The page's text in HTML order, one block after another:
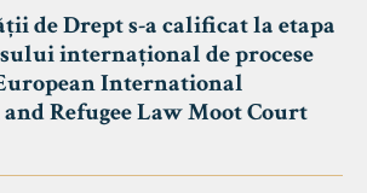
de Drept s-a calificat la etapa
internațional de procese
International
Refugee Law Moot Court